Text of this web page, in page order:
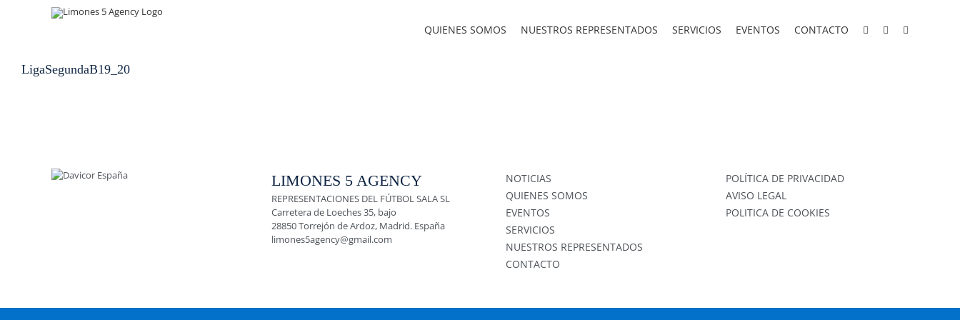
QUIENES SOMOS NUESTROS REPRESENTADOS SERVICIOS EVENTOS CONTACTO
LigaSegundaB19_20
LIMONES 5 AGENCY
REPRESENTACIONES DEL FÚTBOL SALA SL
Carretera de Loeches 35, bajo
28850 Torrejón de Ardoz, Madrid. España
limones5agency@gmail.com
NOTICIAS
QUIENES SOMOS
EVENTOS
SERVICIOS
NUESTROS REPRESENTADOS
CONTACTO
POLÍTICA DE PRIVACIDAD
AVISO LEGAL
POLITICA DE COOKIES